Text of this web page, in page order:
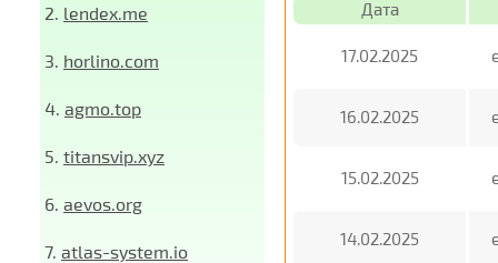
2. lendex.me
3. horlino.com
4. agmo.top
5. titansvip.xyz
6. aevos.org
7. atlas-system.io
Дата
17.02.2025
16.02.2025
15.02.2025
14.02.2025